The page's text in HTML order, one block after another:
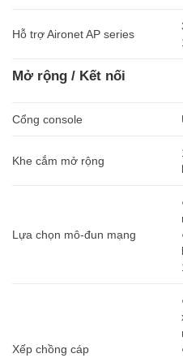
Hỗ trợ Aironet AP series
Mở rộng / Kết nối
Cổng console
Khe cắm mở rộng
Lựa chọn mô-đun mạng
Xếp chồng cáp